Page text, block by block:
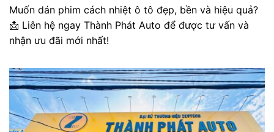
Muốn dán phim cách nhiệt ô tô đẹp, bền và hiệu quả?
📩 Liên hệ ngay Thành Phát Auto để được tư vấn và
nhận ưu đãi mới nhất!